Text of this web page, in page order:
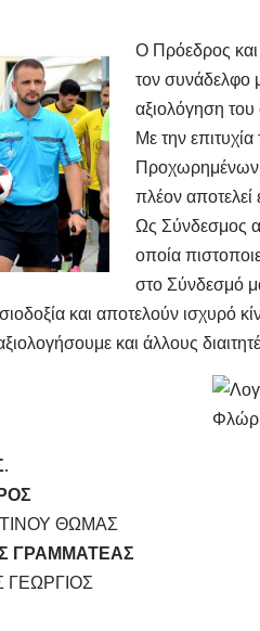
Ο Πρόεδρος
τον συνάδελφο
αξιολόγηση
Με την
Προχωρημένων
πλέον αποτελεί
Ως Σύνδεσμος
οποία
στο Σύνδεσμό
και αποτελούν ισχυρό
και άλλους
ΘΩΜΑΣ
ΓΡΑΜΜΑΤΕΑΣ
ΓΕΩΡΓΙΟΣ